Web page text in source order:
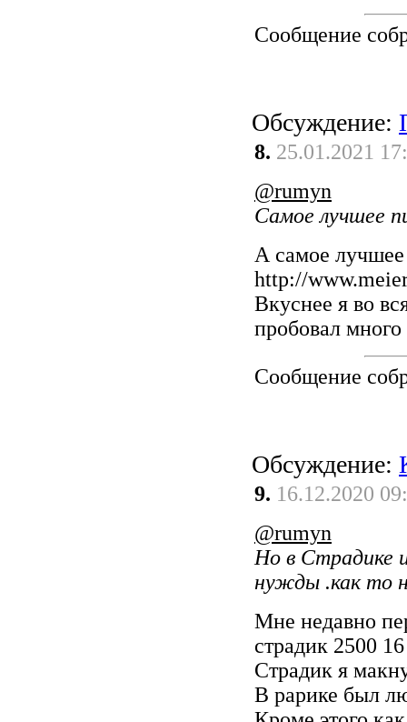
Сообщение
Обсуждение:
8. 25.01.2021
@rumyn
Самое лучшее
А самое лучшее
http://
Вкуснее я во
пробовал много
Сообщение
Обсуждение:
9. 16.12.2020
@rumyn
Но в Страдике
нужды .как то
Мне недавно
страдик 2500
Страдик я
В рарике был